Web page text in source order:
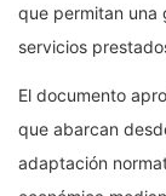
que permitan una
servicios
El documento
que abarcan
adaptación